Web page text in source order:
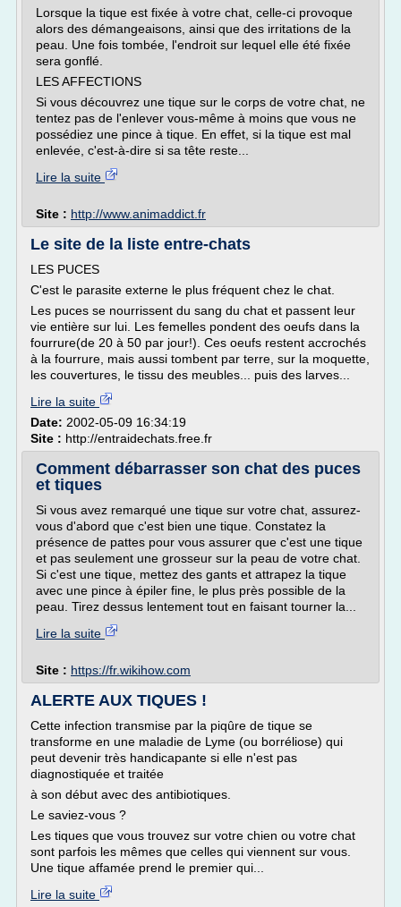
Lorsque la tique est fixée à votre chat, celle-ci provoque
alors des démangeaisons, ainsi que des irritations de la
peau. Une fois tombée, l'endroit sur lequel elle été fixée
sera gonflé.
LES AFFECTIONS
Si vous découvrez une tique sur le corps de votre chat, ne
tentez pas de l'enlever vous-même à moins que vous ne
possédiez une pince à tique. En effet, si la tique est mal
enlevée, c'est-à-dire si sa tête reste...
Lire la suite
Site : http://www.animaddict.fr
Le site de la liste entre-chats
LES PUCES
C'est le parasite externe le plus fréquent chez le chat.
Les puces se nourrissent du sang du chat et passent leur
vie entière sur lui. Les femelles pondent des oeufs dans la
fourrure(de 20 à 50 par jour!). Ces oeufs restent accrochés
à la fourrure, mais aussi tombent par terre, sur la moquette,
les couvertures, le tissu des meubles... puis des larves...
Lire la suite
Date: 2002-05-09 16:34:19
Site : http://entraidechats.free.fr
Comment débarrasser son chat des puces
et tiques
Si vous avez remarqué une tique sur votre chat, assurez-
vous d'abord que c'est bien une tique. Constatez la
présence de pattes pour vous assurer que c'est une tique
et pas seulement une grosseur sur la peau de votre chat.
Si c'est une tique, mettez des gants et attrapez la tique
avec une pince à épiler fine, le plus près possible de la
peau. Tirez dessus lentement tout en faisant tourner la...
Lire la suite
Site : https://fr.wikihow.com
ALERTE AUX TIQUES !
Cette infection transmise par la piqûre de tique se
transforme en une maladie de Lyme (ou borréliose) qui
peut devenir très handicapante si elle n'est pas
diagnostiquée et traitée
à son début avec des antibiotiques.
Le saviez-vous ?
Les tiques que vous trouvez sur votre chien ou votre chat
sont parfois les mêmes que celles qui viennent sur vous.
Une tique affamée prend le premier qui...
Lire la suite